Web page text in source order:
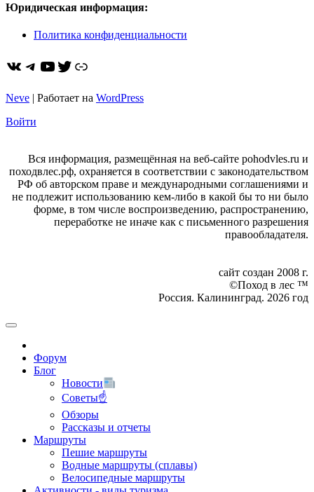
Юридическая информация:
Политика конфиденциальности
ВКонтакте
Telegram
YouTube
Twitter
https://dzen.ru/pohodvles
Neve | Работает на WordPress
Войти
Вся информация, размещённая на веб-сайте pohodvles.ru и
походвлес.рф, охраняется в соответствии с законодательством
РФ об авторском праве и международными соглашениями и
не подлежит использованию кем-либо в какой бы то ни было
форме, в том числе воспроизведению, распространению,
переработке не иначе как с письменного разрешения
правообладателя.
сайт создан 2008 г.
©Поход в лес ™
Россия. Калининград. 2026 год
Форум
Блог
Новости
Советы☝
Обзоры
Рассказы и отчеты
Маршруты
Пешие маршруты
Водные маршруты (сплавы)
Велосипедные маршруты